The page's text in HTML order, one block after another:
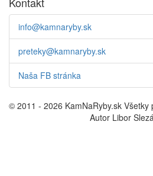
info@kamnaryby.sk
preteky@kamnaryby.sk
Naša FB stránka
© 2011 - 2026 KamNaRyby.sk Všetky
Autor Libor